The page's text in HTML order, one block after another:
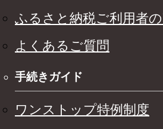
ふるさと納税ご利用者
よくあるご質問
手続きガイド
ワンストップ特例制度